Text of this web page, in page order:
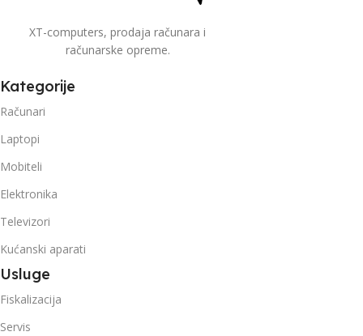
XT-computers, prodaja računara i
računarske opreme.
Kategorije
Računari
Laptopi
Mobiteli
Elektronika
Televizori
Kućanski aparati
Usluge
Fiskalizacija
Servis